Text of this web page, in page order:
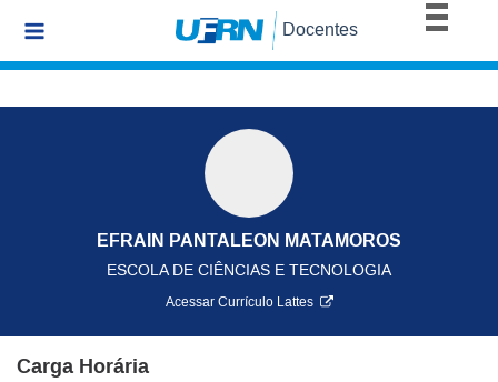
Acesso à informação
Docentes
EFRAIN PANTALEON MATAMOROS
ESCOLA DE CIÊNCIAS E TECNOLOGIA
Acessar Currículo Lattes
Carga Horária